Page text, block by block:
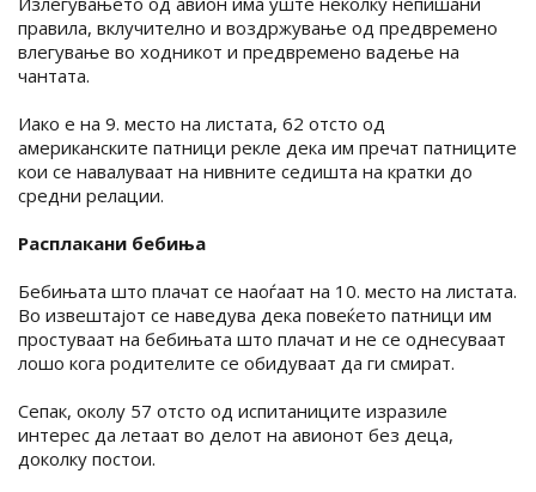
правила, вклучително и воздржување од предвремено
влегување во ходникот и предвремено вадење на
чантата.
Иако е на 9. место на листата, 62 отсто од
американските патници рекле дека им пречат патниците
кои се навалуваат на нивните седишта на кратки до
средни релации.
Расплакани бебиња
Бебињата што плачат се наоѓаат на 10. место на листата.
Во извештајот се наведува дека повеќето патници им
простуваат на бебињата што плачат и не се однесуваат
лошо кога родителите се обидуваат да ги смират.
Сепак, околу 57 отсто од испитаниците изразиле
интерес да летаат во делот на авионот без деца,
доколку постои.